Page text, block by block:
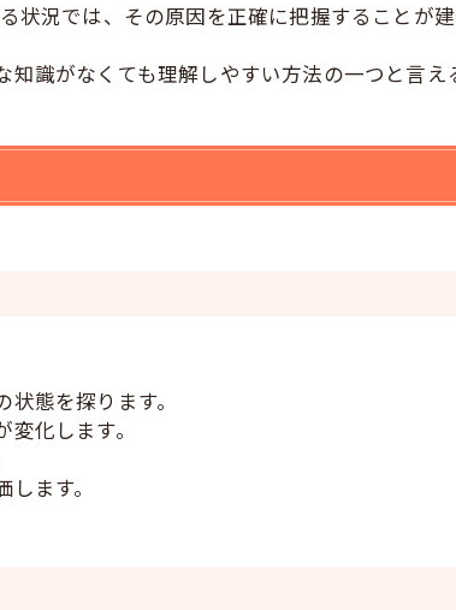
況では、その原因を正確に把握することが
識がなくても理解しやすい方法の一つと言え
態を探ります。
化します。
ます。